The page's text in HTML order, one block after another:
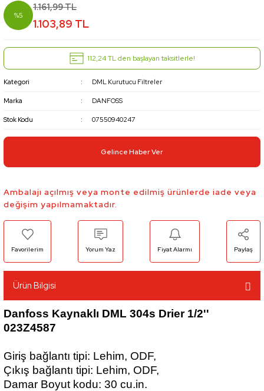
%5
1.161,99 TL
1.103,89 TL
112,24 TL den başlayan taksitlerle!
Kategori DML Kurutucu Filtreler
Marka DANFOSS
Stok Kodu 07550940247
Gelince Haber Ver
Ambalajı açılmış veya monte edilmiş ürünlerde iade veya
değişim yapılmamaktadır.
Yorum Yaz Fiyat Alarmı Paylaş
Ürün Bilgisi
Danfoss Kaynaklı DML 304s Drier 1/2''
023Z4587
Giriş bağlantı tipi: Lehim, ODF,
Çıkış bağlantı tipi: Lehim, ODF,
Damar Boyut kodu: 30 cu.in.